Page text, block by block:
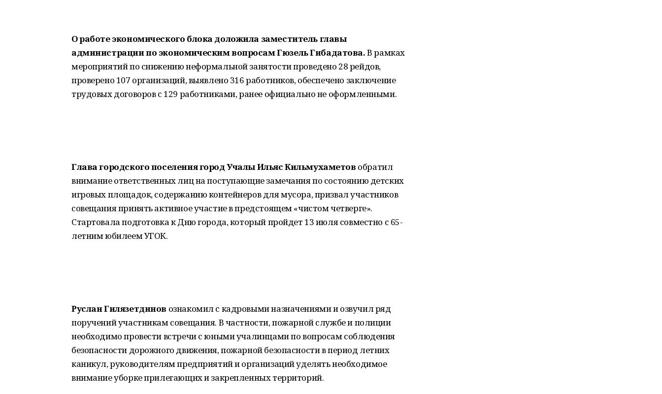
О работе экономического блока доложила заместитель главы
администрации по экономическим вопросам Гюзель Гибадатова.В рамках
мероприятий по снижению неформальной занятости проведено 28 рейдов,
проверено 107 организаций, выявлено 316 работников, обеспечено заключение
трудовых договоров с 129 работниками, ранее официально не оформленными.
Глава городского поселения город Учалы Ильяс Кильмухаметов обратил
внимание ответственных лиц на поступающие замечания по состоянию детских
игровых площадок, содержанию контейнеров для мусора, призвал участников
совещания принять активное участие в предстоящем «чистом четверге».
Стартовала подготовка к Дню города, который пройдет 13 июля совместно с 65-
летним юбилеем УГОК.
Руслан Гилязетдинов ознакомил с кадровыми назначениями и озвучил ряд
поручений участникам совещания. В частности, пожарной службе и полиции
необходимо провести встречи с юными учалинцами по вопросам соблюдения
безопасности дорожного движения, пожарной безопасности в период летних
каникул, руководителям предприятий и организаций уделять необходимое
внимание уборке прилегающих и закрепленных территорий.